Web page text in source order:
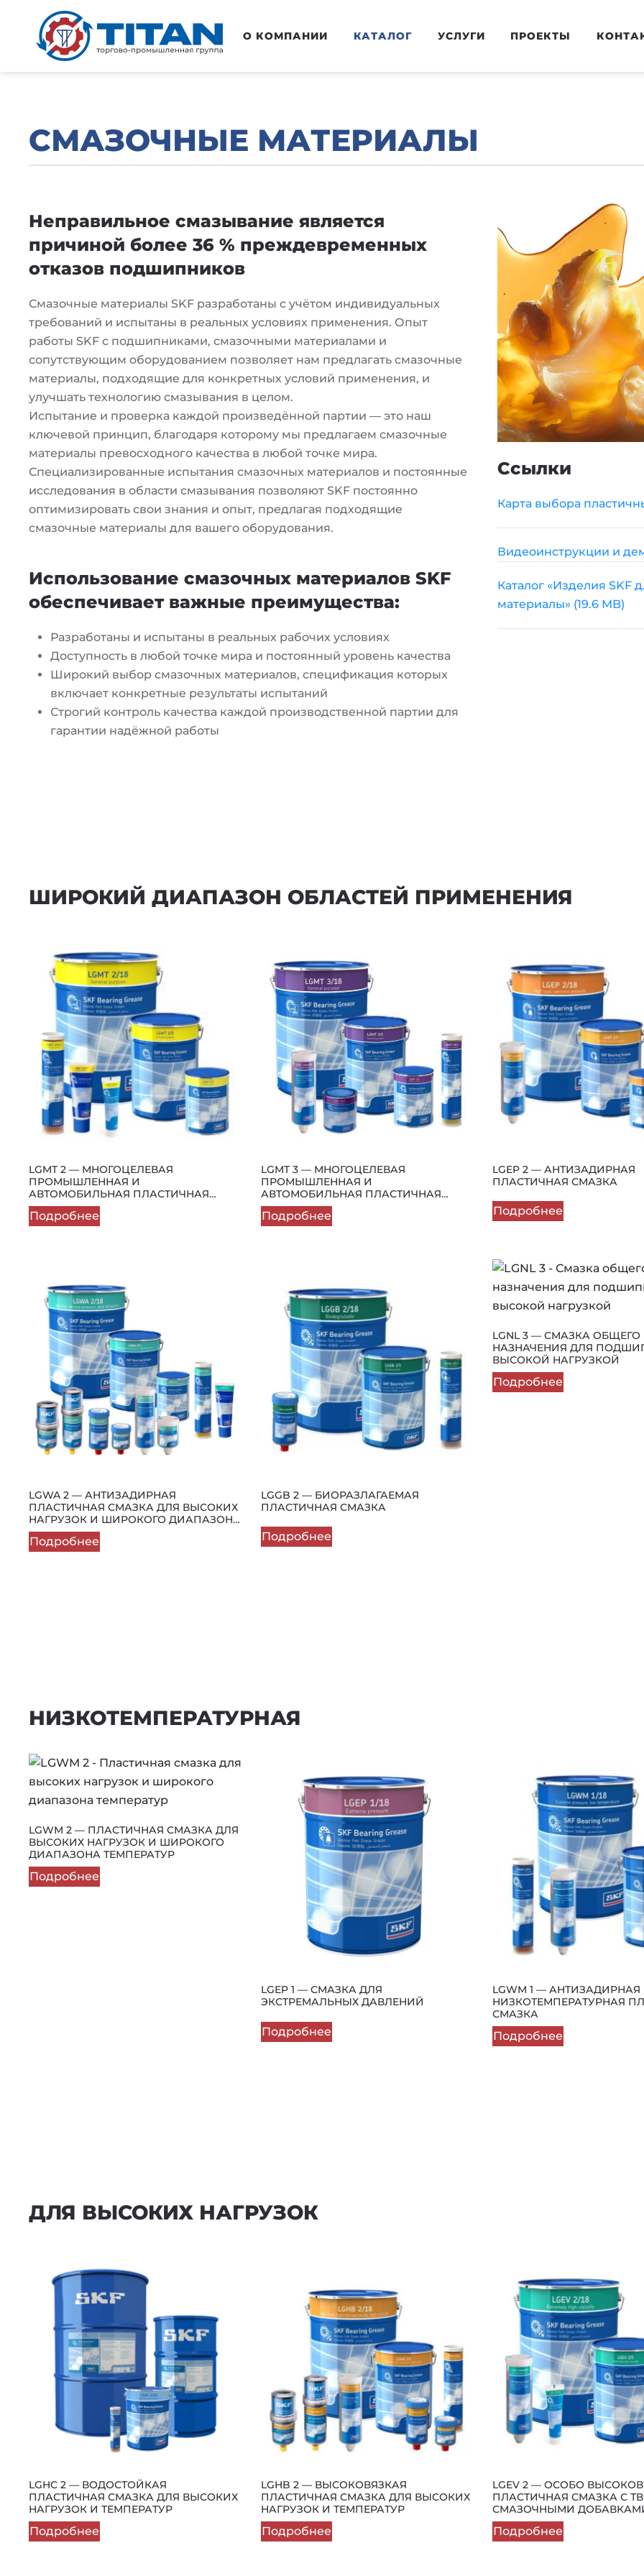
Перейти к основному содержанию О КОМПАНИИ КАТАЛОГ УСЛУГИ ПРОЕКТЫ
СМАЗОЧНЫЕ МАТЕРИАЛЫ
Неправильное смазывание является
причиной более 36 % преждевременных
отказов подшипников
Смазочные материалы SKF разработаны с учётом индивидуальных
требований и испытаны в реальных условиях применения. Опыт
работы SKF с подшипниками, смазочными материалами и
сопутствующим оборудованием позволяет нам предлагать смазочные
материалы, подходящие для конкретных условий применения, и
улучшать технологию смазывания в целом.
Испытание и проверка каждой произведённой партии — это наш
ключевой принцип, благодаря которому мы предлагаем смазочные
материалы превосходного качества в любой точке мира.
Специализированные испытания смазочных материалов и постоянные
исследования в области смазывания позволяют SKF постоянно
оптимизировать свои знания и опыт, предлагая подходящие
смазочные материалы для вашего оборудования.
Использование смазочных материалов SKF
обеспечивает важные преимущества:
Разработаны и испытаны в реальных рабочих условиях
Доступность в любой точке мира и постоянный уровень качества
Широкий выбор смазочных материалов, спецификация которых
включает конкретные результаты испытаний
Строгий контроль качества каждой производственной партии для
гарантии надёжной работы
Ссылки
Карта выбора
Видеоинструкции и
Каталог «Изделия SKF
материалы» (19.6 MB)
ШИРОКИЙ ДИАПАЗОН ОБЛАСТЕЙ ПРИМЕНЕНИЯ
LGMT 2 — МНОГОЦЕЛЕВАЯ
ПРОМЫШЛЕННАЯ И
АВТОМОБИЛЬНАЯ ПЛАСТИЧНАЯ
СМАЗКА КЛАССА NLGI 2
Подробнее
LGMT 3 — МНОГОЦЕЛЕВАЯ
ПРОМЫШЛЕННАЯ И
АВТОМОБИЛЬНАЯ ПЛАСТИЧНАЯ
СМАЗКА КЛАССА NLGI 3
Подробнее
LGEP 2 — АНТИЗАДИРНАЯ
ПЛАСТИЧНАЯ СМАЗКА
Подробнее
LGWA 2 — АНТИЗАДИРНАЯ
ПЛАСТИЧНАЯ СМАЗКА ДЛЯ ВЫСОКИХ
НАГРУЗОК И ШИРОКОГО ДИАПАЗОНА
ТЕМПЕРАТУР
Подробнее
LGGB 2 — БИОРАЗЛАГАЕМАЯ
ПЛАСТИЧНАЯ СМАЗКА
Подробнее
LGNL 3 — СМАЗКА ОБЩЕГО
НАЗНАЧЕНИЯ ДЛЯ
ВЫСОКОЙ НАГРУЗКОЙ
Подробнее
НИЗКОТЕМПЕРАТУРНАЯ
LGWM 2 — ПЛАСТИЧНАЯ СМАЗКА ДЛЯ
ВЫСОКИХ НАГРУЗОК И ШИРОКОГО
ДИАПАЗОНА ТЕМПЕРАТУР
Подробнее
LGEP 1 — СМАЗКА ДЛЯ
ЭКСТРЕМАЛЬНЫХ ДАВЛЕНИЙ
Подробнее
LGWM 1 — АНТИЗАДИРНАЯ
НИЗКОТЕМПЕРАТУРНАЯ
СМАЗКА
Подробнее
ДЛЯ ВЫСОКИХ НАГРУЗОК
LGHC 2 — ВОДОСТОЙКАЯ
ПЛАСТИЧНАЯ СМАЗКА ДЛЯ ВЫСОКИХ
НАГРУЗОК И ТЕМПЕРАТУР
Подробнее
LGHB 2 — ВЫСОКОВЯЗКАЯ
ПЛАСТИЧНАЯ СМАЗКА ДЛЯ ВЫСОКИХ
НАГРУЗОК И ТЕМПЕРАТУР
Подробнее
LGEV 2 — ОСОБО
ПЛАСТИЧНАЯ СМАЗКА С
СМАЗОЧНЫМИ
Подробнее